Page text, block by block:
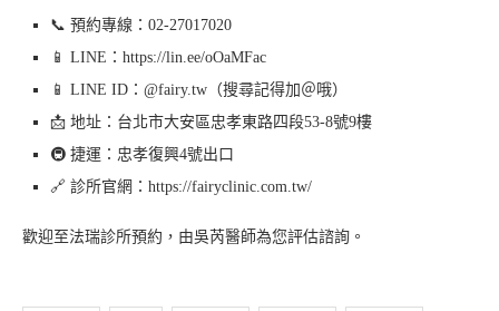
📞 預約專線：02-27017020
📱 LINE：https://lin.ee/oOaMFac
📱 LINE ID：@fairy.tw（搜尋記得加＠哦）
📩 地址：台北市大安區忠孝東路四段53-8號9樓
🚇 捷運：忠孝復興4號出口
🔗 診所官網：https://fairyclinic.com.tw/
歡迎至法瑞診所預約，由吳芮醫師為您評估諮詢。